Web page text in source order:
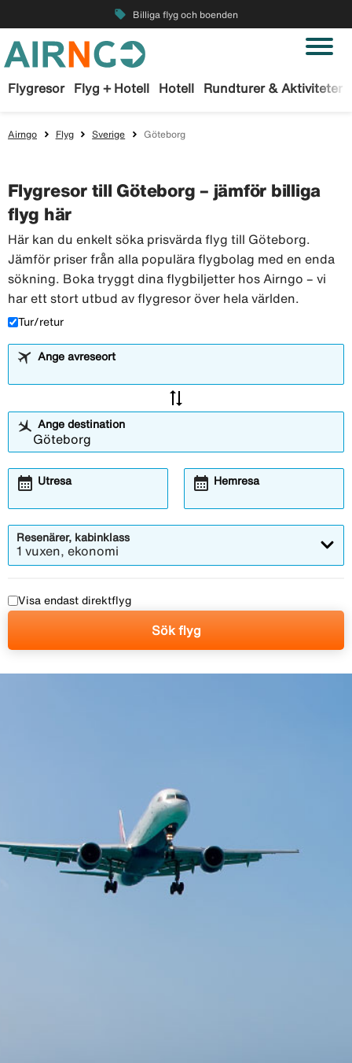
local_offer Billiga flyg och boenden
Flygresor Flyg + Hotell Hotell Rundturer & Aktiviteter
Airngo Flyg Sverige Göteborg
Flygresor till Göteborg – jämför billiga
flyg här
Här kan du enkelt söka prisvärda flyg till Göteborg.
Jämför priser från alla populära flygbolag med en enda
sökning. Boka tryggt dina flygbiljetter hos Airngo – vi
har ett stort utbud av flygresor över hela världen.
Tur/retur
Ange avreseort
sync_alt
Ange destination
Utresa
calendar_month Hemresa
calendar_month
Resenärer, kabinklass
1 vuxen, ekonomi
Visa endast direktflyg
Sök flyg